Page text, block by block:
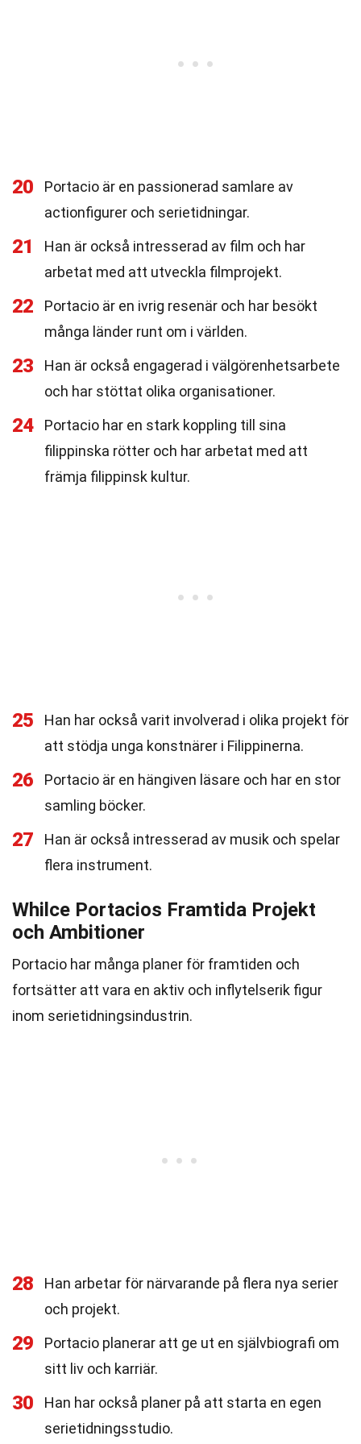
20
Portacio är en passionerad samlare av
actionfigurer och serietidningar.
21
Han är också intresserad av film och har
arbetat med att utveckla filmprojekt.
22
Portacio är en ivrig resenär och har besökt
många länder runt om i världen.
23
Han är också engagerad i välgörenhetsarbete
och har stöttat olika organisationer.
24
Portacio har en stark koppling till sina
filippinska rötter och har arbetat med att
främja filippinsk kultur.
25
Han har också varit involverad i olika projekt för
att stödja unga konstnärer i Filippinerna.
26
Portacio är en hängiven läsare och har en stor
samling böcker.
27
Han är också intresserad av musik och spelar
flera instrument.
Whilce Portacios Framtida Projekt
och Ambitioner
Portacio har många planer för framtiden och
fortsätter att vara en aktiv och inflytelserik figur
inom serietidningsindustrin.
28
Han arbetar för närvarande på flera nya serier
och projekt.
29
Portacio planerar att ge ut en självbiografi om
sitt liv och karriär.
30
Han har också planer på att starta en egen
serietidningsstudio.